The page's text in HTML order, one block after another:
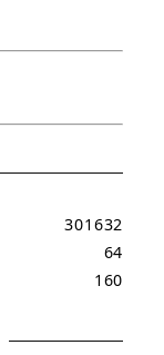
301632
64
160